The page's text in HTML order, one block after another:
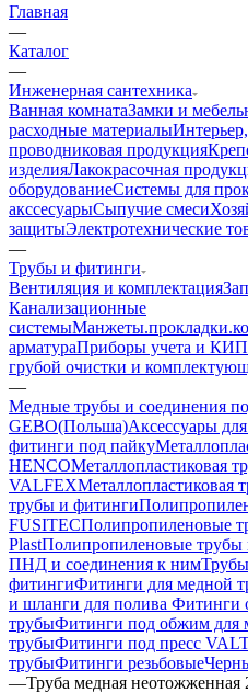
Главная
—
Каталог
—
Инженерная сантехника
Ванная комнатаЗамки и
расходные материалы
проводниковая продукция
изделияЛакокрасочная
оборудованиеСистемы для
акссесуарыСыпучие смеси
защитыЭлектротехнические
—
Трубы и фитинги
Вентиляция и комплектация
Канализационные
системы
арматураПриборы учета и
грубой очистки и
—
Медные трубы и соединения
GEBO(Польша)Аксессуары
фитинги под пайку
HENCOМеталлопластиковая
VALFEXМеталлопластиковая
трубы и фитинги
FUSITECПолипропиленовые
PlastПолипропиленовые
ПНД и соединения к ним
фитингиФитинги для медной
и шланги для полива Фитинги
трубыФитинги под обжим для
трубыФитинги под пресс
трубыФитинги резьбовые
—Труба медная